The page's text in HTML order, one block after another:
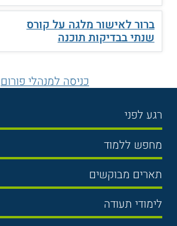
ברור לאישור מלגה על קורס
שנתי בבדיקות תוכנה
כניסה למנהלי פורום
רגע לפני
בחירת לימודים
תנאי קבלה
שכר לימוד
אוניברסיטה
מחפש ללמוד
תואר ראשון
תואר שני
הכנה לבגרות
תארים מבוקשים
משפטים
מנהל עסקים
לימודי תעודה